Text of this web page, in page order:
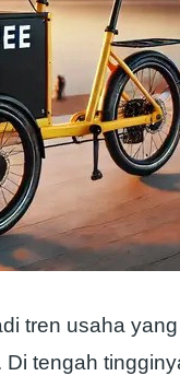
tren usaha
tengah